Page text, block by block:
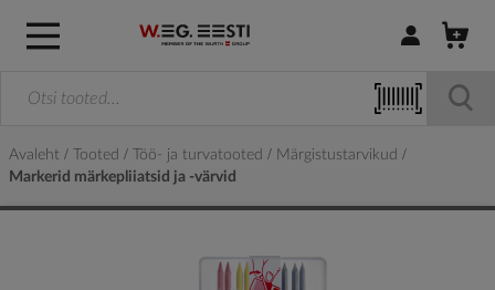
Logi sisse /
Avaleht Tooted Töö- ja turvatooted
Märgistustarvikud
Markerid märkepliiatsid ja -värvid